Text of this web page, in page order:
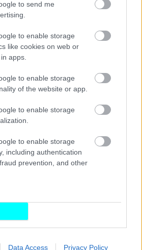
to send me
to enable storage
like cookies on web or
apps.
to enable storage
of the website or app.
to enable storage
to enable storage
including authentication
prevention, and other
Data Access Privacy Policy
Multistrada V4 S έρχεται να
κιτ χαμηλώματος της
τη μοτοσικλέτα πιο κοντά
Φυσικά το κιτ μπορεί να